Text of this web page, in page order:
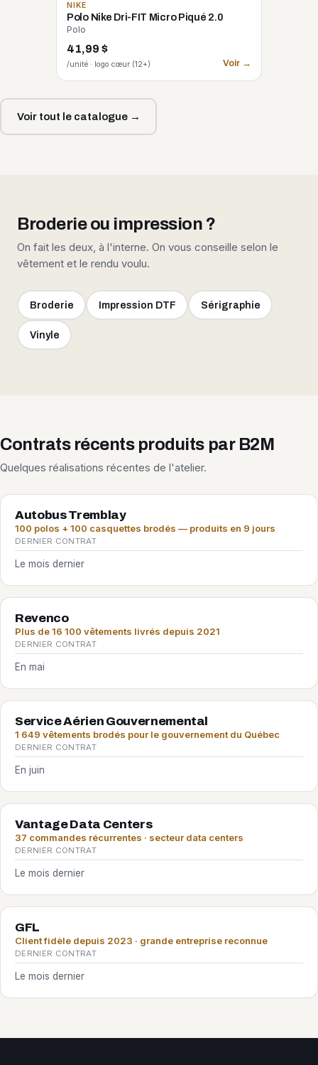
NIKE
Polo Nike Dri-FIT Micro Piqué 2.0
Polo
41,99 $
/unité · logo cœur (12+) Voir →
Voir tout le catalogue →
Broderie ou impression ?
On fait les deux, à l'interne. On vous conseille selon le
vêtement et le rendu voulu.
Broderie Impression DTF Sérigraphie
Vinyle
Contrats récents produits par B2M
Quelques réalisations récentes de l'atelier.
Autobus Tremblay
100 polos + 100 casquettes brodés — produits en 9 jours
DERNIER CONTRAT
Le mois dernier
Revenco
Plus de 16 100 vêtements livrés depuis 2021
DERNIER CONTRAT
En mai
Service Aérien Gouvernemental
1 649 vêtements brodés pour le gouvernement du Québec
DERNIER CONTRAT
En juin
Vantage Data Centers
37 commandes récurrentes · secteur data centers
DERNIER CONTRAT
Le mois dernier
GFL
Client fidèle depuis 2023 · grande entreprise reconnue
DERNIER CONTRAT
Le mois dernier